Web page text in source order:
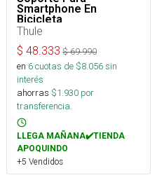
Smartphone En
Bicicleta
Thule
$ 48.333 $69.990
en 6cuotas de $8.056sin
interés
ahorras $1.930 por
transferencia.
LLEGA MAÑANA✔️TIENDA
APOQUINDO
+5 Vendidos